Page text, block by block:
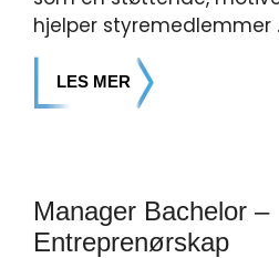
hjelper styremedlemmer
LES MER
Manager Bachelor –
Entreprenørskap